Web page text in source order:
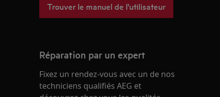
Trouver le manuel de l'utilisateur
Réparation par un expert
Fixez un rendez-vous avec un de nos
techniciens qualifiés AEG et